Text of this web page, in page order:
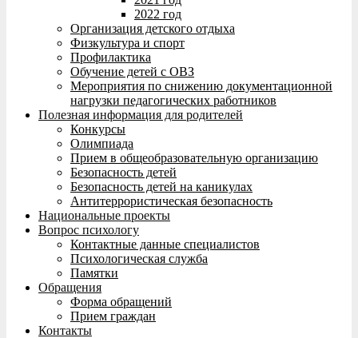
2022 год
Организация детского отдыха
Физкультура и спорт
Профилактика
Обучение детей с ОВЗ
Мероприятия по снижению документационной
нагрузки педагогических работников
Полезная информация для родителей
Конкурсы
Олимпиада
Прием в общеобразовательную организацию
Безопасность детей
Безопасность детей на каникулах
Антитеррористическая безопасность
Национальные проекты
Вопрос психологу
Контактные данные специалистов
Психологическая служба
Памятки
Обращения
Форма обращений
Прием граждан
Контакты